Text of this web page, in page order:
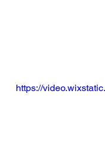
https://